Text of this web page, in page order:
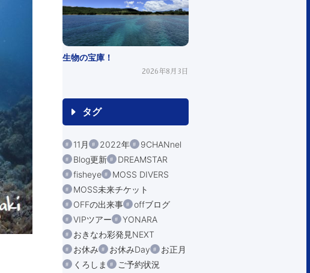
生物の宝庫！
2026年8月3日
タグ
11月 2022年
9CHANnel
Blog更新
DREAMSTAR
fisheye
MOSS DIVERS
MOSS未来チケット
OFFの出来事
offブログ
VIPツアー
YONARA
おきなわ彩発見NEXT
お休み
お休みDay
お正月
くろしま
ご予約状況